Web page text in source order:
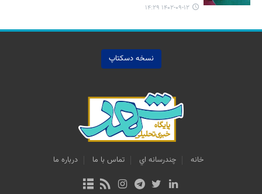
۱۴۰۲-۰۹-۱۲ ۱۴:۲۹
نسخه دسکتاپ
خانه چندرسانه اي تماس با ما درباره ما